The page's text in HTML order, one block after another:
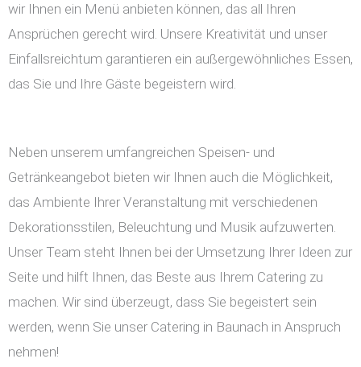
wir Ihnen ein Menü anbieten können, das all Ihren
Ansprüchen gerecht wird. Unsere Kreativität und unser
Einfallsreichtum garantieren ein außergewöhnliches Essen,
das Sie und Ihre Gäste begeistern wird.
Neben unserem umfangreichen Speisen- und
Getränkeangebot bieten wir Ihnen auch die Möglichkeit,
das Ambiente Ihrer Veranstaltung mit verschiedenen
Dekorationsstilen, Beleuchtung und Musik aufzuwerten.
Unser Team steht Ihnen bei der Umsetzung Ihrer Ideen zur
Seite und hilft Ihnen, das Beste aus Ihrem Catering zu
machen. Wir sind überzeugt, dass Sie begeistert sein
werden, wenn Sie unser Catering in Baunach in Anspruch
nehmen!